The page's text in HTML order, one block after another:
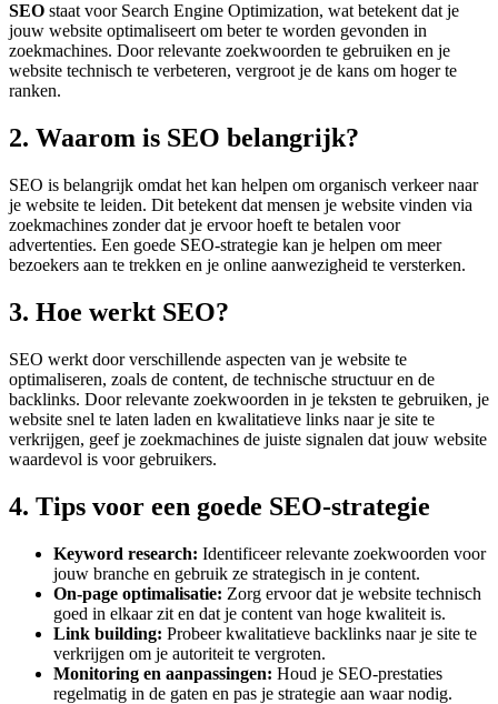
SEO staat voor Search Engine Optimization, wat betekent dat je
jouw website optimaliseert om beter te worden gevonden in
zoekmachines. Door relevante zoekwoorden te gebruiken en je
website technisch te verbeteren, vergroot je de kans om hoger te
ranken.
2. Waarom is SEO belangrijk?
SEO is belangrijk omdat het kan helpen om organisch verkeer naar
je website te leiden. Dit betekent dat mensen je website vinden via
zoekmachines zonder dat je ervoor hoeft te betalen voor
advertenties. Een goede SEO-strategie kan je helpen om meer
bezoekers aan te trekken en je online aanwezigheid te versterken.
3. Hoe werkt SEO?
SEO werkt door verschillende aspecten van je website te
optimaliseren, zoals de content, de technische structuur en de
backlinks. Door relevante zoekwoorden in je teksten te gebruiken, je
website snel te laten laden en kwalitatieve links naar je site te
verkrijgen, geef je zoekmachines de juiste signalen dat jouw website
waardevol is voor gebruikers.
4. Tips voor een goede SEO-strategie
Keyword research: Identificeer relevante zoekwoorden voor
jouw branche en gebruik ze strategisch in je content.
On-page optimalisatie: Zorg ervoor dat je website technisch
goed in elkaar zit en dat je content van hoge kwaliteit is.
Link building: Probeer kwalitatieve backlinks naar je site te
verkrijgen om je autoriteit te vergroten.
Monitoring en aanpassingen: Houd je SEO-prestaties
regelmatig in de gaten en pas je strategie aan waar nodig.